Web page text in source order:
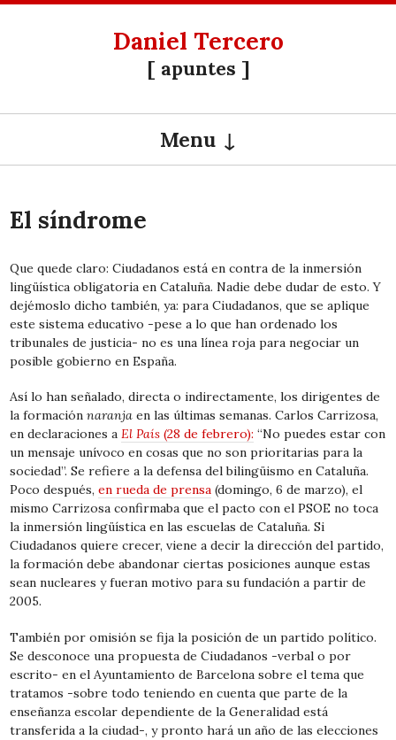
Daniel Tercero
[ apuntes ]
Menu
El síndrome
Que quede claro: Ciudadanos está en contra de la inmersión
lingüística obligatoria en Cataluña. Nadie debe dudar de esto. Y
dejémoslo dicho también, ya: para Ciudadanos, que se aplique
este sistema educativo -pese a lo que han ordenado los
tribunales de justicia- no es una línea roja para negociar un
posible gobierno en España.
Así lo han señalado, directa o indirectamente, los dirigentes de
la formaciónnaranja en las últimas semanas. Carlos Carrizosa,
en declaraciones aEl País (28 de febrero): “No puedes estar con
un mensaje unívoco en cosas que no son prioritarias para la
sociedad”. Se refiere a la defensa del bilingüismo en Cataluña.
Poco después,en rueda de prensa (domingo, 6 de marzo), el
mismo Carrizosa confirmaba que el pacto con el PSOE no toca
la inmersión lingüística en las escuelas de Cataluña. Si
Ciudadanos quiere crecer, viene a decir la dirección del partido,
la formación debe abandonar ciertas posiciones aunque estas
sean nucleares y fueran motivo para su fundación a partir de
2005.
También por omisión se fija la posición de un partido político.
Se desconoce una propuesta de Ciudadanos -verbal o por
escrito- en el Ayuntamiento de Barcelona sobre el tema que
tratamos -sobre todo teniendo en cuenta que parte de la
enseñanza escolar dependiente de la Generalidad está
transferida a la ciudad-, y pronto hará un año de las elecciones